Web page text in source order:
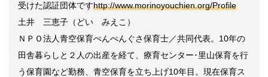
受けた認証団体ですhttp://www.morinoyouchien.org/Profile
土井 三恵子（どい みえこ）
ＮＰＯ法人青空保育ぺんぺんぐさ保育士／共同代表。 10年の
田舎暮らしと２人の出産を経て、療育センター･里山保育を行
う保育園など勤務、青空保育を立ち上げ10年目。現在保育ス